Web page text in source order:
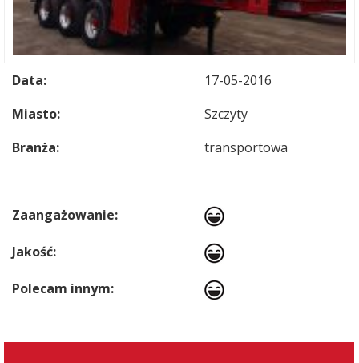
Data:
17-05-2016
Miasto:
Szczyty
Branża:
transportowa
Zaangażowanie:
Jakość:
Polecam innym: